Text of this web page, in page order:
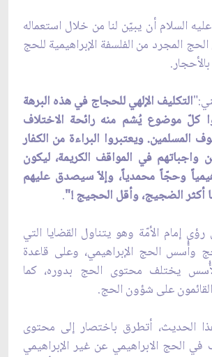
عليه السلام أن يبيّن لنا من خلال استعماله
الحج المجرد من الفلسفة الإبراهيمية للحج
التكليف الإلهي للحجاج في هذه البرهة
كلّ موضوع يُشم منه رائحة الاختلاف
المسلمين. ويعتبروا البراءة من الكفار
واجباتهم في المواقف الكريمة، ليكون
وحجّاً محمدياً، وإلاّ سيصدق عليهم
أكثر الضجيج، وأقل الحجيج !".
إمام الأمّة وهو يتناول القضايا التي
الحج الإبراهيمي، وعلى قاعدة
يختلف محتوى الحج بدوره، كما
على شؤون الحج.
الحديث، أتطرق باختصار إلى محتوى
الحج الابراهيمي عن غير الإبراهيمي